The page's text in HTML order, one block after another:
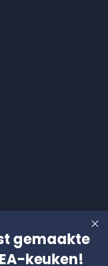
gemaakte
keuken!